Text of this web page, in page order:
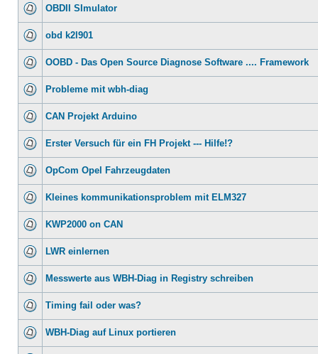
OBDII SImulator
obd k2l901
OOBD - Das Open Source Diagnose Software .... Framework
Probleme mit wbh-diag
CAN Projekt Arduino
Erster Versuch für ein FH Projekt --- Hilfe!?
OpCom Opel Fahrzeugdaten
Kleines kommunikationsproblem mit ELM327
KWP2000 on CAN
LWR einlernen
Messwerte aus WBH-Diag in Registry schreiben
Timing fail oder was?
WBH-Diag auf Linux portieren